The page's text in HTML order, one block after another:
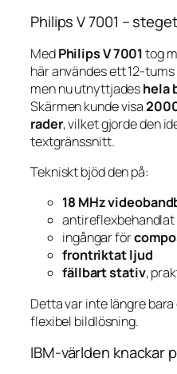
Philips V 7001 –
MedPhilips V 7001tog
här användes ett 12-
men nu utnyttjadeshela
Skärmen kunde visa
rader, vilket gjorde den
textgränssnitt.
Tekniskt bjöd den på:
18 MHz
ingångar för
frontriktat ljud
fällbart stativ,
Detta var inte längre
flexibel bildlösning.
IBM-världen knackar